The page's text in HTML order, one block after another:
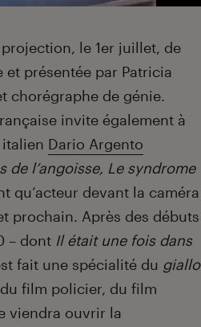
le 1er juillet, de
et présentée par Patricia
chorégraphe de génie.
invite également à
Dario Argento
de l’angoisse, Le syndrome
qu’acteur devant la caméra
prochain. Après des débuts
– dont Il était une fois dans
fait une spécialité du giallo
film policier, du film
viendra ouvrir la